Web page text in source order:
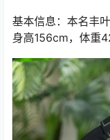
基本信息：本名丰
身高156cm，体重